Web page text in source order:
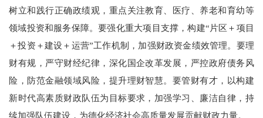
树立和践行正确政绩观，重点关注教育、医疗、养老和育幼等
领域投资和服务保障。要强化重大项目支撑，构建“片区＋项目
＋投资＋建设＋运营”工作机制，加强财政资金绩效管理。要理
财有规，严守财经纪律，深化国企改革发展，严控政府债务风
险，防范金融领域风险，提升理财智慧。要管财有才，以构建
新时代高素质财政队伍为目标要求，加强学习、廉洁自律，持
续加强队伍建设，为德化经济社会高质量发展贡献财政力量。